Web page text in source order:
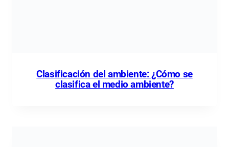
Clasificación del ambiente: ¿Cómo se
clasifica el medio ambiente?